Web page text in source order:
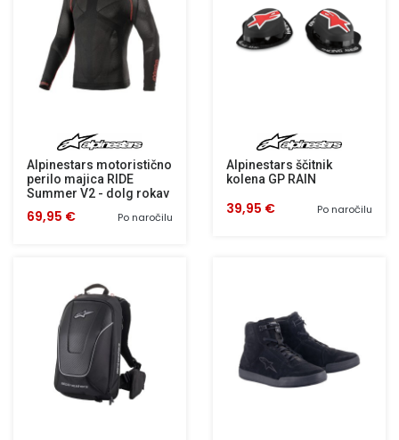
Alpinestars motoristično
perilo majica RIDE
Summer V2 - dolg rokav
Po naročilu
69,95 €
Alpinestars ščitnik
kolena GP RAIN
Po naročilu
39,95 €